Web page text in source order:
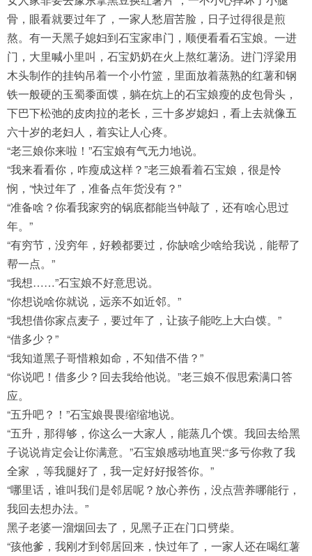
骨，眼看就要过年了，一家人愁眉苦脸，日子过得很是煎
熬。有一天黑子媳妇到石宝家串门，顺便看看石宝娘。一进
门，大里喊小里叫，石宝奶奶在火上熬红薯汤。进门浮梁用
木头制作的挂钩吊着一个小竹篮，里面放着蒸熟的红薯和钢
铁一般硬的玉蜀黍面馍，躺在炕上的石宝娘瘦的皮包骨头，
下巴下松弛的皮肉拉的老长，三十多岁媳妇，看上去就像五
六十岁的老妇人，着实让人心疼。
“老三娘你来啦！”石宝娘有气无力地说。
“我来看看你，咋瘦成这样？”老三娘看着石宝娘，很是怜
悯，“快过年了，准备点年货没有？”
“准备啥？你看我家穷的锅底都能当钟敲了，还有啥心思过
年。”
“有穷节，没穷年，好赖都要过，你缺啥少啥给我说，能帮了
帮一点。”
“我想……”石宝娘不好意思说。
“你想说啥你就说，远亲不如近邻。”
“我想借你家点麦子，要过年了，让孩子能吃上大白馍。”
“借多少？”
“我知道黑子哥惜粮如命，不知借不借？”
“你说吧！借多少？回去我给他说。”老三娘不假思索满口答
应。
“五升吧？！”石宝娘畏畏缩缩地说。
“五升，那得够，你这么一大家人，能蒸几个馍。我回去给黑
子说说肯定会让你满意。”石宝娘感动地直哭:“多亏你救了我
全家 ，等我腿好了，我一定好好报答你。”
“哪里话，谁叫我们是邻居呢？放心养伤，没点营养哪能行，
我回去想办法。”
黑子老婆一溜烟回去了，见黑子正在门口劈柴。
“孩他爹，我刚才到邻居回来，快过年了，一家人还在喝红薯